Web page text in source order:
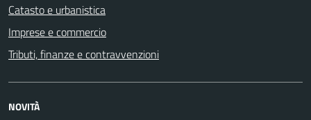
Catasto e urbanistica
Imprese e commercio
Tributi, finanze e contravvenzioni
NOVITÀ